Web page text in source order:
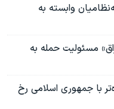
وابسته به
مسئولیت حمله به
با جمهوری اسلامی رخ